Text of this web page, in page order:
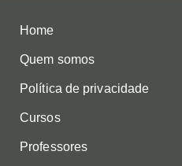
Home
Quem somos
Política de privacidade
Cursos
Professores